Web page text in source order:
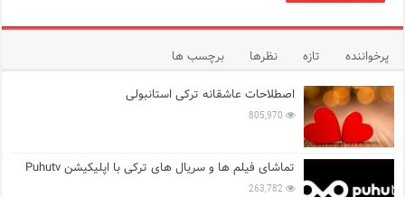
پرخواننده تازه نظرها
برچسب ها
اصطلاحات عاشقانه ترکی استانبولی
805,970
تماشای فیلم ها و سریال های ترکی با اپلیکیشن Puhutv
263,782